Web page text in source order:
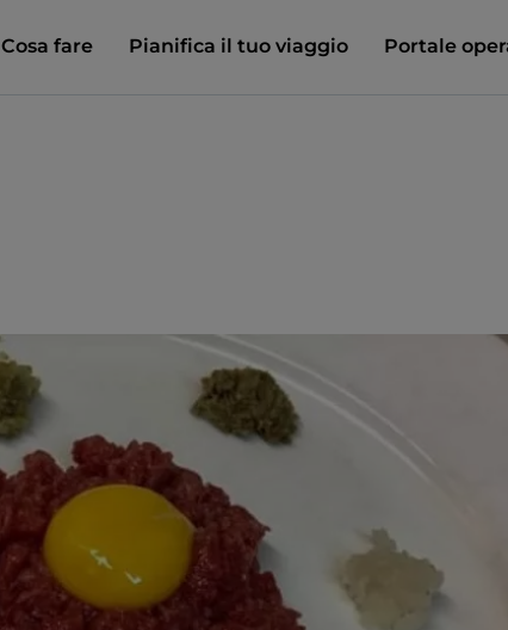
Cosa fare Pianifica il tuo viaggio Portale